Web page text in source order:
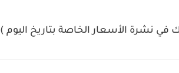
في نشرة الأسعار الخاصة بتاريخ اليوم )